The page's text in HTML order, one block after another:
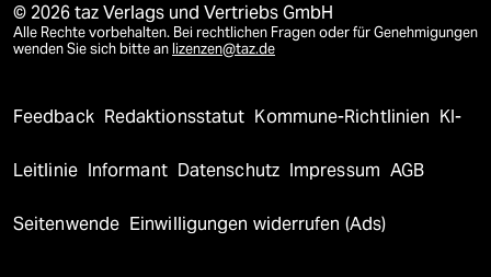
© 2026 taz Verlags und Vertriebs GmbH
Alle Rechte vorbehalten. Bei rechtlichen Fragen oder für Genehmigungen
wenden Sie sich bitte an lizenzen@taz.de
Feedback Redaktionsstatut Kommune-Richtlinien KI-
Leitlinie Informant Datenschutz Impressum AGB
Seitenwende Einwilligungen widerrufen (Ads)